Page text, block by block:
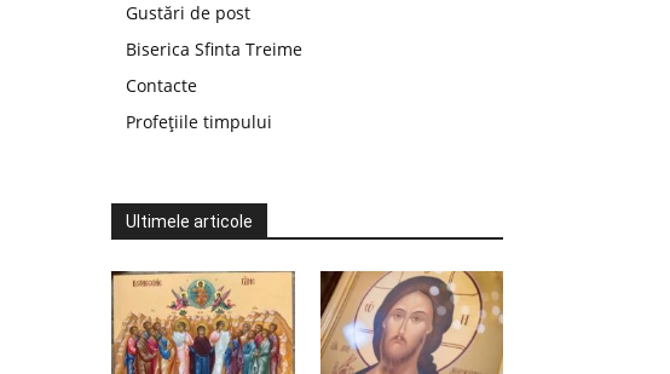
Gustări de post
Biserica Sfinta Treime
Contacte
Profețiile timpului
Ultimele articole